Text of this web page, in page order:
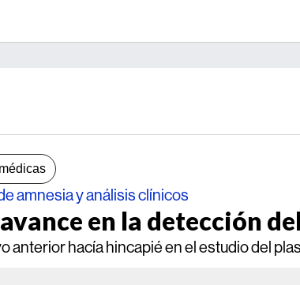
amnesia y análisis clínicos
en la detección
anterior hacía hincapié en el estudio del